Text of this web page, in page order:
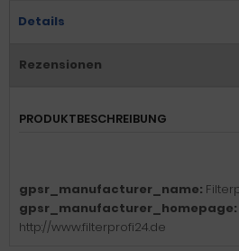
Details
Rezensionen
PRODUKTBESCHREIBUNG
gpsr_manufacturer_name:
gpsr_manufacturer_homepage:
http://www.filterprofi24.de